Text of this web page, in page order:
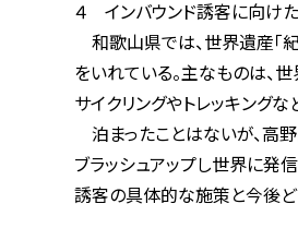
４ インバウンド誘客に向けた
和歌山県では、世界遺産「紀伊
をいれている。主なものは、世界
サイクリングやトレッキングなど
泊まったことはないが、高野山
ブラッシュアップし世界に発信す
誘客の具体的な施策と今後どの